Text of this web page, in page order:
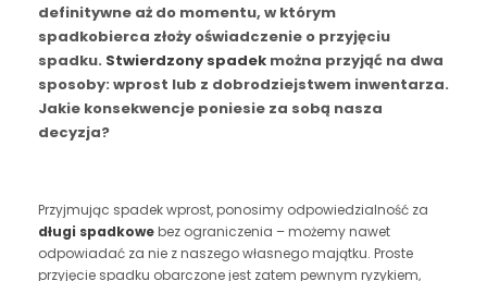
definitywne aż do momentu, w którym
spadkobierca złoży oświadczenie o przyjęciu
spadku. Stwierdzony spadek można przyjąć na dwa
sposoby: wprost lub z dobrodziejstwem inwentarza.
Jakie konsekwencje poniesie za sobą nasza
decyzja?
Przyjmując spadek wprost, ponosimy odpowiedzialność za
długi spadkowebez ograniczenia – możemy nawet
odpowiadać za nie z naszego własnego majątku. Proste
przyjęcie spadku obarczone jest zatem pewnym ryzykiem,